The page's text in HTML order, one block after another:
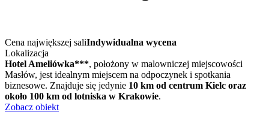
Cena największej saliIndywidualna wycena
Lokalizacja
Hotel Ameliówka***, położony w malowniczej miejscowości
Masłów, jest idealnym miejscem na odpoczynek i spotkania
biznesowe. Znajduje się jedynie 10 km od centrum Kielc oraz
około 100 km od lotniska w Krakowie.
Zobacz obiekt